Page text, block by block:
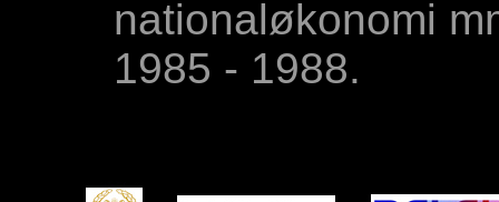
nationaløkonomi
1985 - 1988.